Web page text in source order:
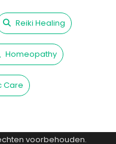
Reiki Healing
Homeopathy
Care
voorbehouden.